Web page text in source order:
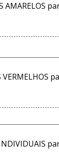
AMARELOS
VERMELHOS